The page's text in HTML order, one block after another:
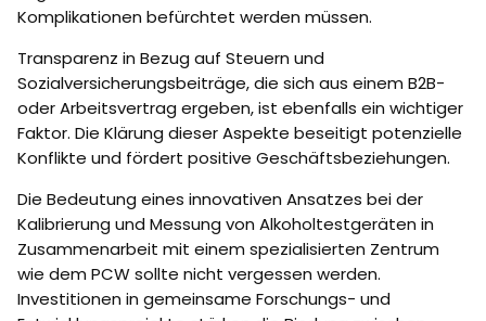
Komplikationen befürchtet werden müssen.
Transparenz in Bezug auf Steuern und
Sozialversicherungsbeiträge, die sich aus einem B2B-
oder Arbeitsvertrag ergeben, ist ebenfalls ein wichtiger
Faktor. Die Klärung dieser Aspekte beseitigt potenzielle
Konflikte und fördert positive Geschäftsbeziehungen.
Die Bedeutung eines innovativen Ansatzes bei der
Kalibrierung und Messung von Alkoholtestgeräten in
Zusammenarbeit mit einem spezialisierten Zentrum
wie dem PCW sollte nicht vergessen werden.
Investitionen in gemeinsame Forschungs- und